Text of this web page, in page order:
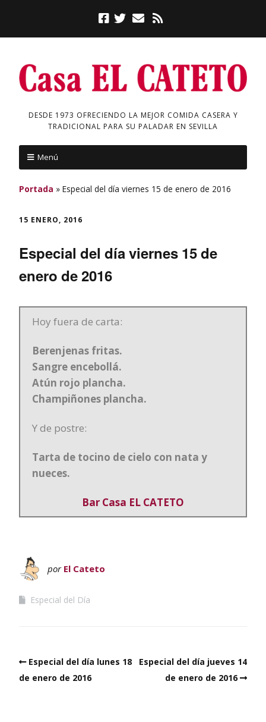
DESDE 1973 OFRECIENDO LA MEJOR COMIDA CASERA Y
TRADICIONAL PARA SU PALADAR EN SEVILLA
Menú
Portada » Especial del día viernes 15 de enero de 2016
15 ENERO, 2016
Especial del día viernes 15 de
enero de 2016
Hoy fuera de carta:
Berenjenas fritas.
Sangre encebollá.
Atún rojo plancha.
Champiñones plancha.
Y de postre:
Tarta de tocino de cielo con nata y
nueces.
Bar Casa EL CATETO
por El Cateto
Especial del Día
Especial del día lunes 18
de enero de 2016
Especial del día jueves 14
de enero de 2016